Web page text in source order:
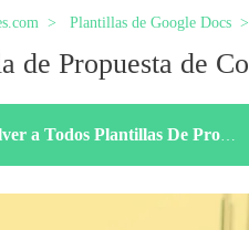
Plantillas de Google Docs
de Propuesta de
a Todos Plantillas De Propuestas